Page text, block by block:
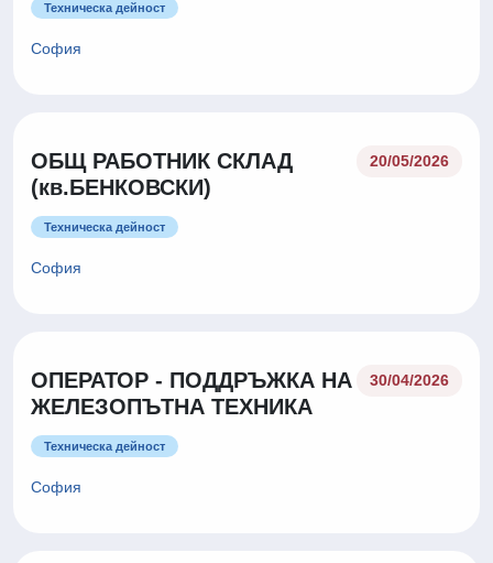
Техническа дейност
София
ОБЩ РАБОТНИК СКЛАД
(кв.БЕНКОВСКИ)
20/05/2026
Техническа дейност
София
ОПЕРАТОР - ПОДДРЪЖКА НА
ЖЕЛЕЗОПЪТНА ТЕХНИКА
30/04/2026
Техническа дейност
София